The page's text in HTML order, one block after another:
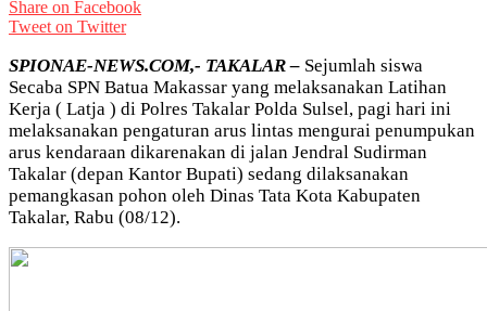
Share on Facebook
Tweet on Twitter
SPIONAE-NEWS.COM,- TAKALAR – Sejumlah siswa
Secaba SPN Batua Makassar yang melaksanakan Latihan
Kerja ( Latja ) di Polres Takalar Polda Sulsel, pagi hari ini
melaksanakan pengaturan arus lintas mengurai penumpukan
arus kendaraan dikarenakan di jalan Jendral Sudirman
Takalar (depan Kantor Bupati) sedang dilaksanakan
pemangkasan pohon oleh Dinas Tata Kota Kabupaten
Takalar, Rabu (08/12).